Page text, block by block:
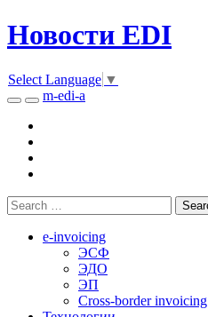
Новости EDI
Select Language ▼
m-edi-a
e-invoicing
ЭСФ
ЭДО
ЭП
Cross-border invoicing